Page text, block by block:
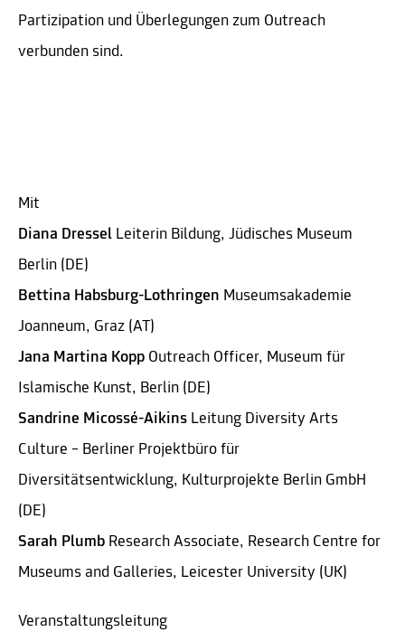
Partizipation und Überlegungen zum Outreach
verbunden sind.
Mit
Diana Dressel Leiterin Bildung, Jüdisches Museum
Berlin (DE)
Bettina Habsburg-Lothringen Museumsakademie
Joanneum, Graz (AT)
Jana Martina Kopp Outreach Officer, Museum für
Islamische Kunst, Berlin (DE)
Sandrine Micossé-Aikins Leitung Diversity Arts
Culture – Berliner Projektbüro für
Diversitätsentwicklung, Kulturprojekte Berlin GmbH
(DE)
Sarah Plumb Research Associate, Research Centre for
Museums and Galleries, Leicester University (UK)
Veranstaltungsleitung